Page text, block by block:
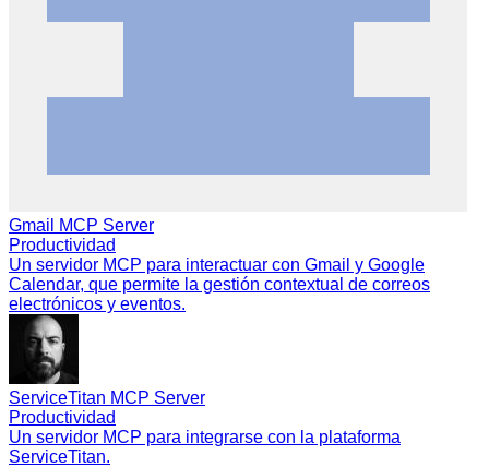
Gmail MCP Server
Productividad
Un servidor MCP para interactuar con Gmail y Google
Calendar, que permite la gestión contextual de correos
electrónicos y eventos.
ServiceTitan MCP Server
Productividad
Un servidor MCP para integrarse con la plataforma
ServiceTitan.